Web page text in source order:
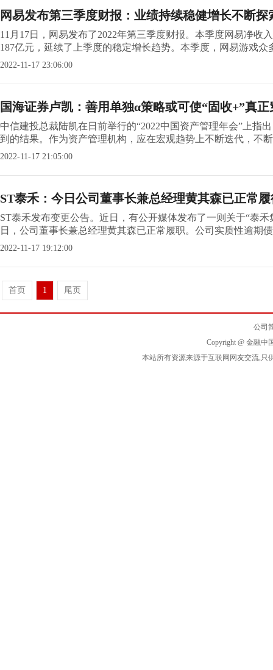
网易发布第三季度财报：业绩持续稳健增长不断探
11月17日，网易发布了2022年第三季度财报。本季度网易净收
187亿元，延续了上季度的稳定增长趋势。本季度，网易游戏众
2022-11-17 23:06:00
国海证券卢凯：善用单独α策略或可使“固收+”真
中信建投总裁陆凯在日前举行的“2022中国资产管理年会”上指
到的结果。作为资产管理机构，应在宏观趋势上不断迭代，不
2022-11-17 21:05:00
ST泰禾：今日公司董事长兼总经理黄其森已正常
ST泰禾发布变更公告。近日，有公开媒体发布了一则关于“泰
日，公司董事长兼总经理黄其森已正常履职。公司实质性逾期
2022-11-17 19:12:00
首页 1 尾页
公司
Copyright @ 金融中
本站所有资源来源于互联网网友交流,只